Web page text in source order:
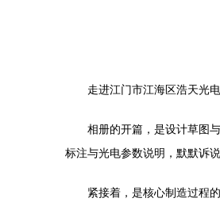
走进江门市江海区浩天光
相册的开篇，是设计草图
标注与光电参数说明，默默诉
紧接着，是核心制造过程